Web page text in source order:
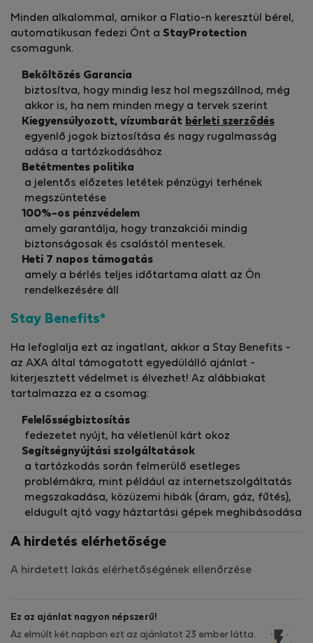
Minden alkalommal, amikor a Flatio-n keresztül bérel,
automatikusan fedezi Önt a StayProtection
csomagunk.
Beköltözés Garancia
biztosítva, hogy mindig lesz hol megszállnod, még
akkor is, ha nem minden megy a tervek szerint
Kiegyensúlyozott, vízumbarát bérleti szerződés
egyenlő jogok biztosítása és nagy rugalmasság
adása a tartózkodásához
Betétmentes politika
a jelentős előzetes letétek pénzügyi terhének
megszüntetése
100%-os pénzvédelem
amely garantálja, hogy tranzakciói mindig
biztonságosak és csalástól mentesek.
Heti 7 napos támogatás
amely a bérlés teljes időtartama alatt az Ön
rendelkezésére áll
Stay Benefits*
Ha lefoglalja ezt az ingatlant, akkor a Stay Benefits -
az AXA által támogatott egyedülálló ajánlat -
kiterjesztett védelmet is élvezhet! Az alábbiakat
tartalmazza ez a csomag:
Felelősségbiztosítás
fedezetet nyújt, ha véletlenül kárt okoz
Segítségnyújtási szolgáltatások
a tartózkodás során felmerülő esetleges
problémákra, mint például az internetszolgáltatás
megszakadása, közüzemi hibák (áram, gáz, fűtés),
eldugult ajtó vagy háztartási gépek meghibásodása
A hirdetés elérhetősége
A hirdetett lakás elérhetőségének ellenőrzése
Ez az ajánlat nagyon népszerű!
Az elmúlt két napban ezt az ajánlatot 23 ember látta.